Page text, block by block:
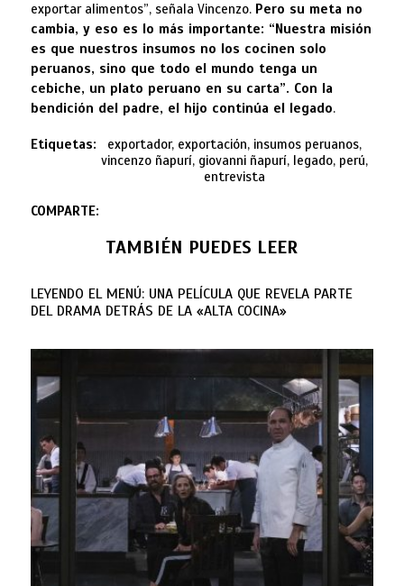
exportar alimentos”, señala Vincenzo. Pero su meta no
cambia, y eso es lo más importante: “Nuestra misión
es que nuestros insumos no los cocinen solo
peruanos, sino que todo el mundo tenga un
cebiche, un plato peruano en su carta”. Con la
bendición del padre, el hijo continúa el legado.
Etiquetas:
exportador, exportación, insumos peruanos,
vincenzo ñapurí, giovanni ñapurí, legado, perú,
entrevista
COMPARTE:
TAMBIÉN PUEDES LEER
LEYENDO EL MENÚ: UNA PELÍCULA QUE REVELA PARTE
DEL DRAMA DETRÁS DE LA «ALTA COCINA»